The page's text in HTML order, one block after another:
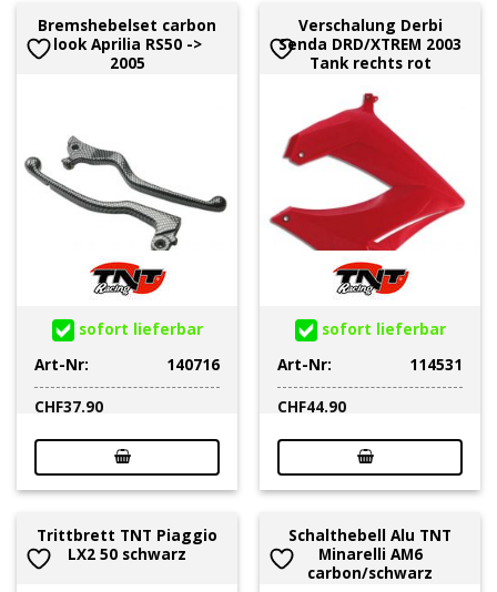
Bremshebelset carbon
look Aprilia RS50 ->
2005
sofort lieferbar
Art-Nr:
140716
CHF37.90
Verschalung Derbi
Senda DRD/XTREM 2003
Tank rechts rot
sofort lieferbar
Art-Nr:
114531
CHF44.90
Trittbrett TNT Piaggio
LX2 50 schwarz
Schalthebell Alu TNT
Minarelli AM6
carbon/schwarz